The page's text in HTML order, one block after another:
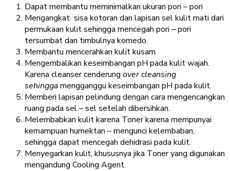
Dapat membantu meminimalkan ukuran pori – pori
Mengangkat sisa kotoran dan lapisan sel kulit mati dari
permukaan kulit sehingga mencegah pori – pori
tersumbat dan timbulnya komedo.
Membantu mencerahkan kulit kusam
Mengembalikan keseimbangan pH pada kulit wajah.
Karena cleanser cenderung over cleansing
sehinggamengganggu keseimbangan pH pada kulit.
Memberi lapisan pelindung dengan cara mengencangkan
ruang pada sel – sel setelah dibersihkan.
Melembabkan kulit karena Toner karena mempunyai
kemampuan humektan – mengunci kelembaban,
sehingga dapat mencegah dehidrasi pada kulit.
Menyegarkan kulit, khususnya jika Toner yang digunakan
mengandung Cooling Agent.